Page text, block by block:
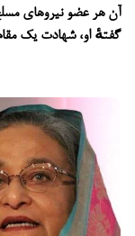
آن هر عضو نیروهای
گفتهٔ او، شهادت یک